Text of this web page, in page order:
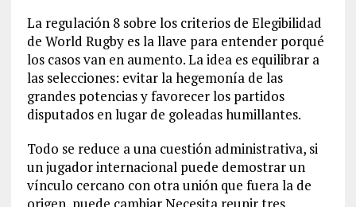
La regulación 8 sobre los criterios de Elegibilidad
de World Rugby es la llave para entender porqué
los casos van en aumento. La idea es equilibrar a
las selecciones: evitar la hegemonía de las
grandes potencias y favorecer los partidos
disputados en lugar de goleadas humillantes.
Todo se reduce a una cuestión administrativa, si
un jugador internacional puede demostrar un
vínculo cercano con otra unión que fuera la de